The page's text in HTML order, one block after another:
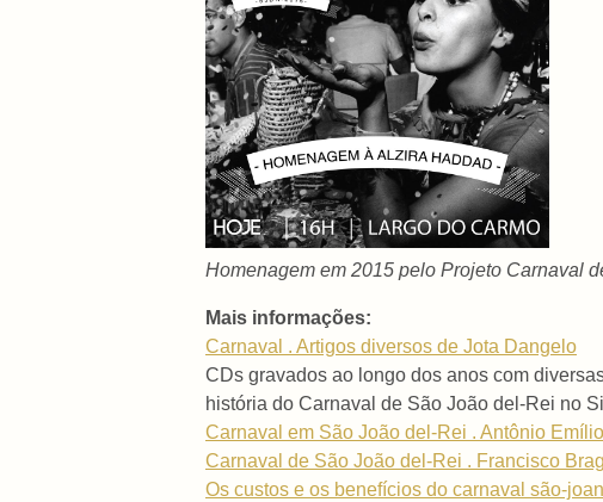
Homenagem em 2015 pelo Projeto Carnaval
Mais informações:
Carnaval . Artigos diversos de Jota Dangelo
CDs gravados ao longo dos anos com
história do Carnaval de São João del-Rei no
Carnaval em São João del-Rei . Antônio
Carnaval de São João del-Rei . Francisco
Os custos e os benefícios do carnaval são-